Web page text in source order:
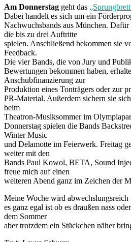
Am Donnerstag geht das
Dabei handelt es sich um ein
Nachwuchsbands aus München.
die bis zu drei Auftritte
spielen. Anschließend bekommen sie
Feedback.
Die vier Bands, die von Jury und
Bewertungen bekommen haben,
Anschubfinanzierung zur
Produktion eines Tonträgers oder zur
PR-Material. Außerdem sichern sie
beim
Theatron-Musiksommer im
Donnerstag spielen die Bands
Winter Music
und Delamotte im Feierwerk. Freitag
weiter mit den
Bands Paul Kowol, BETA, Sound
freue mich auf einen
weiteren Abend ganz im Zeichen der
Meine Woche wird abwechslungsreich
es ganz egal ist ob es draußen nass
dem Sommer
aber trotzdem ein Stückchen näher